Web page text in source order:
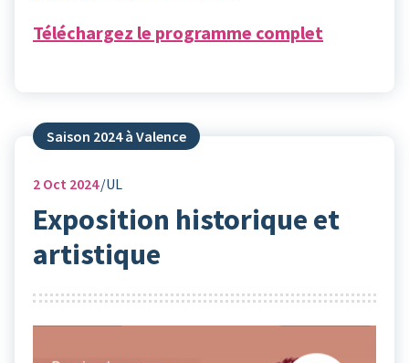
Téléchargez le programme complet
Saison 2024 à Valence
2 Oct 2024 UL
Exposition historique et
artistique